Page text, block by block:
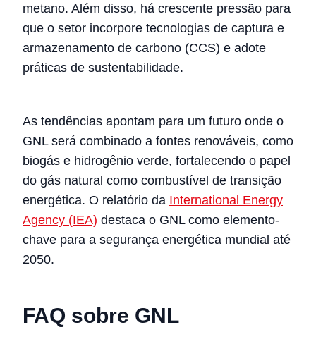
metano. Além disso, há crescente pressão para
que o setor incorpore tecnologias de captura e
armazenamento de carbono (CCS) e adote
práticas de sustentabilidade.
As tendências apontam para um futuro onde o
GNL será combinado a fontes renováveis, como
biogás e hidrogênio verde, fortalecendo o papel
do gás natural como combustível de transição
energética. O relatório da International Energy
Agency (IEA) destaca o GNL como elemento-
chave para a segurança energética mundial até
2050.
FAQ sobre GNL